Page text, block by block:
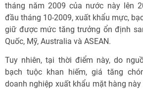
tháng năm 2009 của nước này lên
đầu tháng 10-2009, xuất khẩu mực,
giữ được mức tăng trưởng ổn định
Quốc, Mỹ, Australia và ASEAN.
Tuy nhiên, tại thời điểm này, do
bạch tuộc khan hiếm, giá tăng
doanh nghiệp xuất khẩu mặt hàng